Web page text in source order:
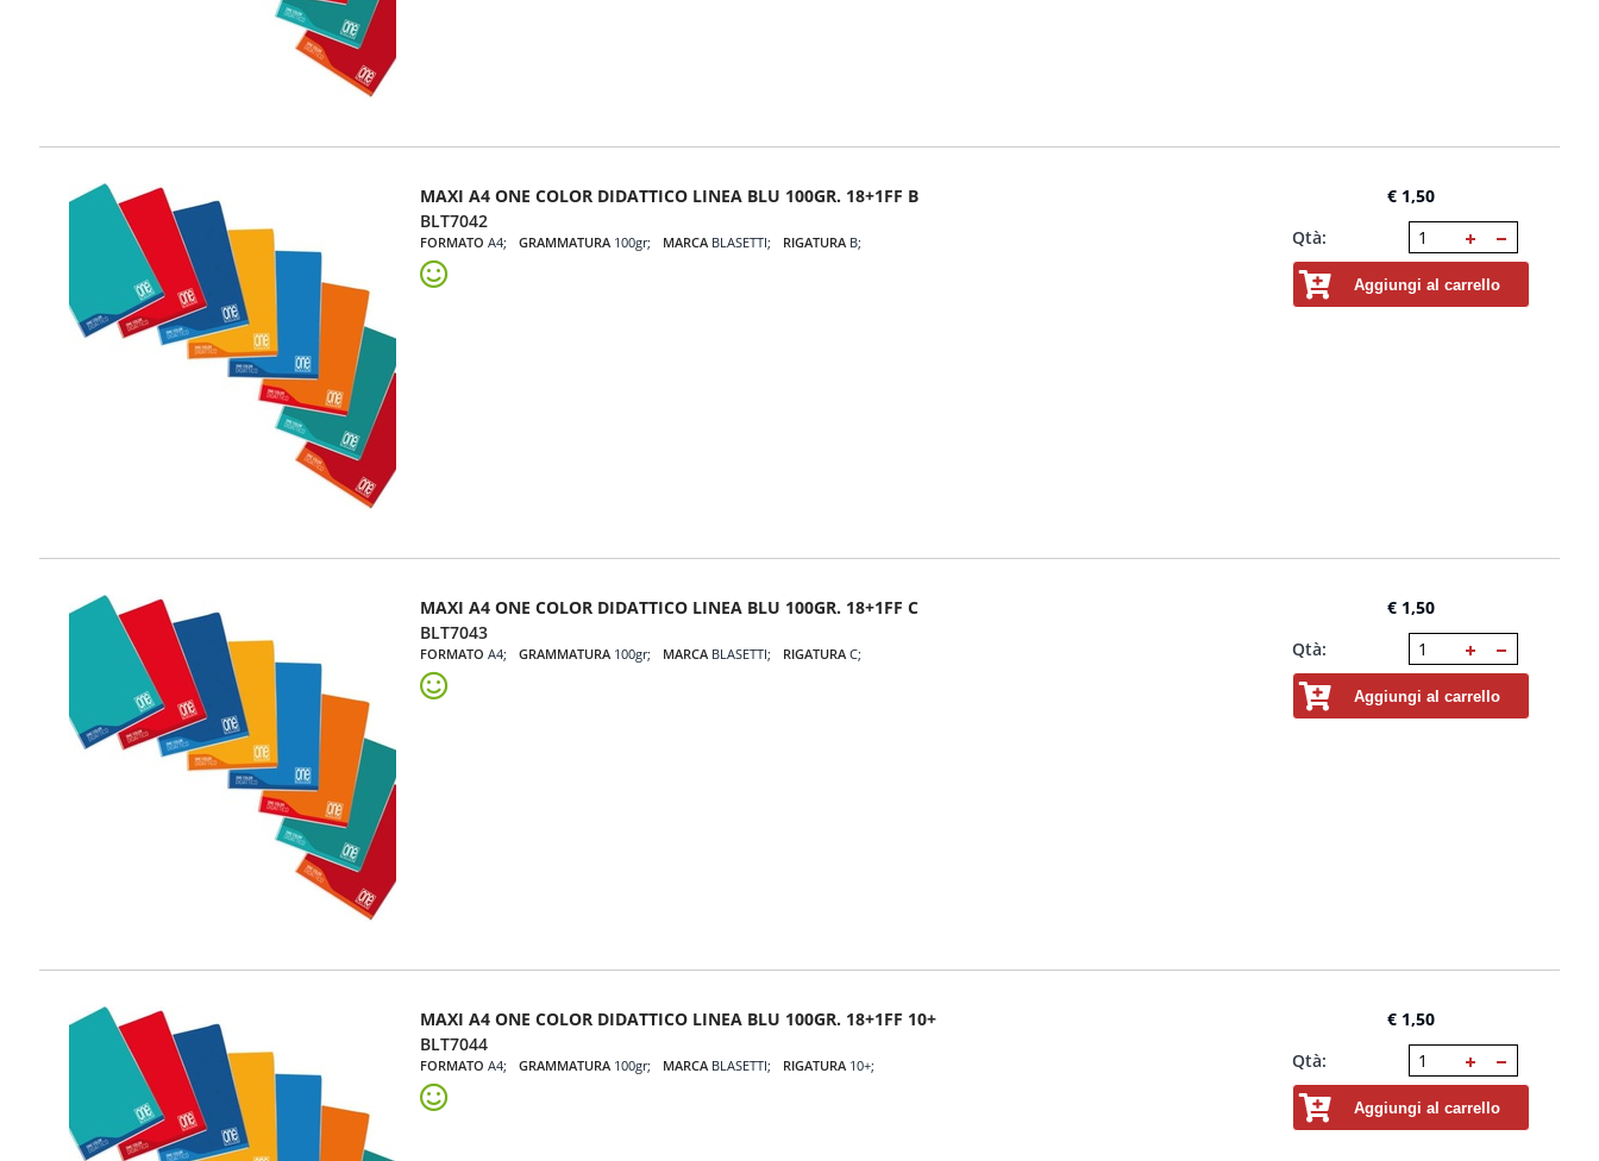
MAXI A4 ONE COLOR DIDATTICO LINEA BLU 100GR. 18+1FF B
BLT7042
FORMATO A4 GRAMMATURA 100gr MARCA BLASETTI RIGATURA B
€ 1,50
Qtà:
Aggiungi al carrello
MAXI A4 ONE COLOR DIDATTICO LINEA BLU 100GR. 18+1FF C
BLT7043
FORMATO A4 GRAMMATURA 100gr MARCA BLASETTI RIGATURA C
€ 1,50
Qtà:
Aggiungi al carrello
MAXI A4 ONE COLOR DIDATTICO LINEA BLU 100GR. 18+1FF 10+
BLT7044
FORMATO A4 GRAMMATURA 100gr MARCA BLASETTI RIGATURA 10+
€ 1,50
Qtà:
Aggiungi al carrello